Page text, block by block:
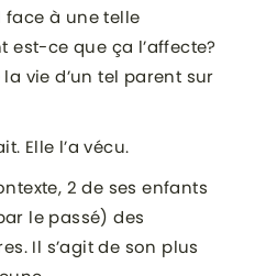
à une telle
est-ce que ça l’affecte?
vie d’un tel parent sur
Elle l’a vécu.
2 de ses enfants
le passé) des
Il s’agit de son plus